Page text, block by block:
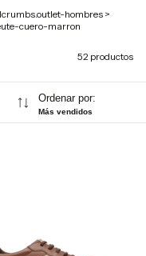
hombres >
cuero-marron
52 productos
Ordenar por:
Más vendidos